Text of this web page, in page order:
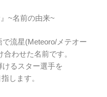
~名前の由来~
流星(Meteoro/メテオー
わせた名前です。
るスター選手を
します。